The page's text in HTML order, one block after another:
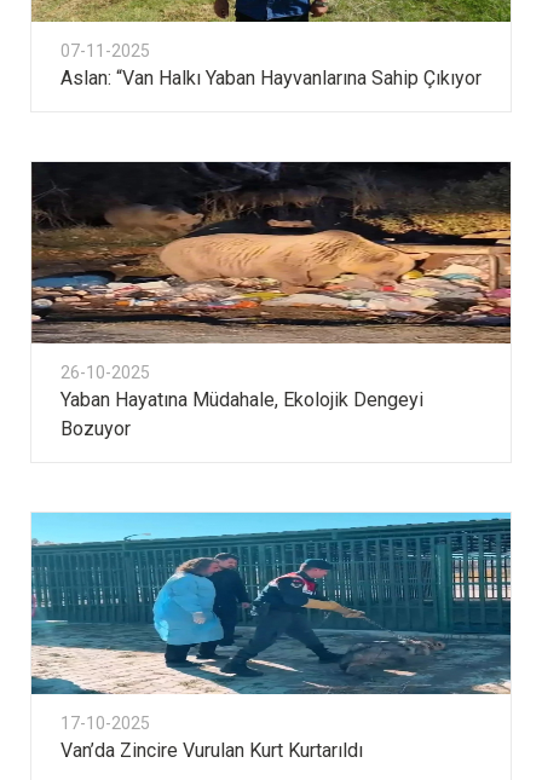
07-11-2025
Aslan: “Van Halkı Yaban Hayvanlarına Sahip Çıkıyor
26-10-2025
Yaban Hayatına Müdahale, Ekolojik Dengeyi
Bozuyor
17-10-2025
Van’da Zincire Vurulan Kurt Kurtarıldı